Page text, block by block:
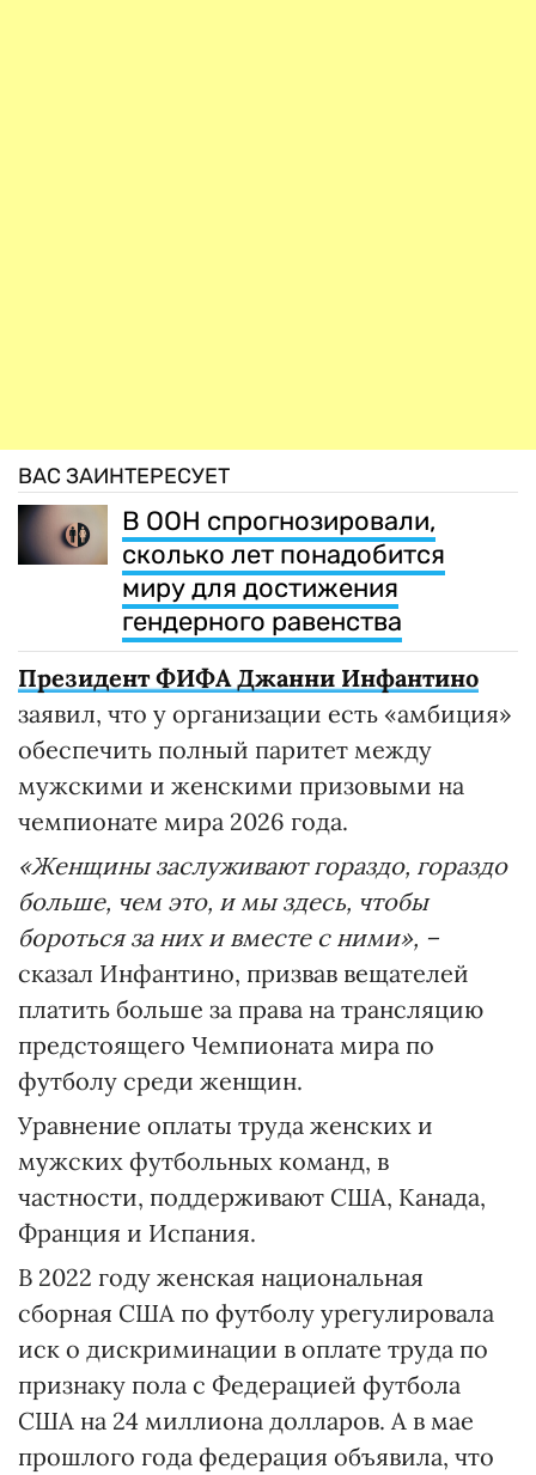
ВАС ЗАИНТЕРЕСУЕТ
В ООН спрогнозировали,
сколько лет понадобится
миру для достижения
гендерного равенства
Президент ФИФА Джанни Инфантино
заявил, что у организации есть «амбиция»
обеспечить полный паритет между
мужскими и женскими призовыми на
чемпионате мира 2026 года.
«Женщины заслуживают гораздо, гораздо
больше, чем это, и мы здесь, чтобы
бороться за них и вместе с ними», –
сказал Инфантино, призвав вещателей
платить больше за права на трансляцию
предстоящего Чемпионата мира по
футболу среди женщин.
Уравнение оплаты труда женских и
мужских футбольных команд, в
частности, поддерживают США, Канада,
Франция и Испания.
В 2022 году женская национальная
сборная США по футболу урегулировала
иск о дискриминации в оплате труда по
признаку пола с Федерацией футбола
США на 24 миллиона долларов. А в мае
прошлого года федерация объявила, что